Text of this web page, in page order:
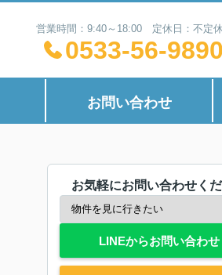
営業時間：9:40～18:00 定休日：不定休
0533-56-9890
お問い合わせ
お気軽にお問い合わせく
LINEからお問い合わせ